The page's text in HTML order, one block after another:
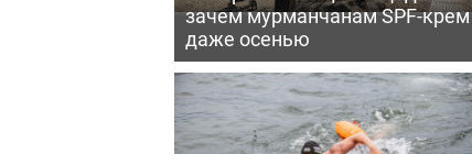
зачем мурманчанам SPF-крем
даже осенью